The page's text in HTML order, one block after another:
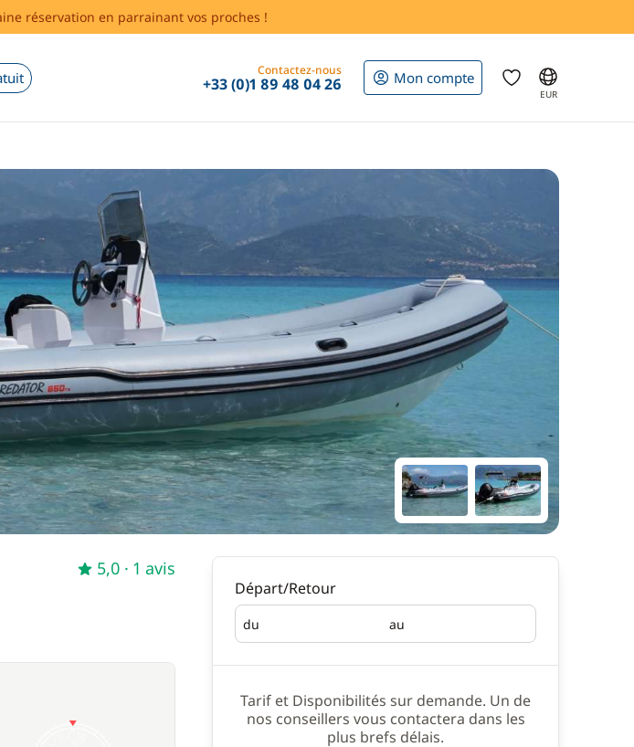
réservation en parrainant vos proches !
Contactez-nous
+33 (0)1 89 48 04 26 Mon compte
EUR
5,0 · 1 avis
Départ/Retour
du
Départ au
Retour
Tarif et Disponibilités sur demande. Un de
nos conseillers vous contactera dans les
plus brefs délais.